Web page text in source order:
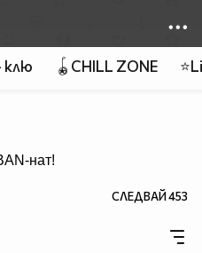
клю 🪀CHILL ZONE
нат!
СЛЕДВАЙ453